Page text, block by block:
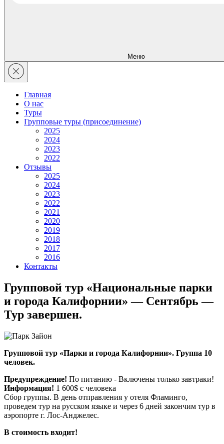
Меню
Главная
О нас
Туры
Групповые туры (присоединение)
2025
2024
2023
2022
Отзывы
2025
2024
2023
2022
2021
2020
2019
2018
2017
2016
Контакты
Групповой тур «Национальные парки
и города Калифорнии» — Сентябрь —
Тур завершен.
Групповой тур «Парки и города Калифорнии». Группа 10
человек.
Предупреждение! По питанию - Включены только завтраки!
Информация! 1 600$ с человека
Сбор группы. В день отправления у отеля Фламинго,
проведем тур на русском языке и через 6 дней закончим тур в
аэропорте г. Лос-Анджелес.
В стоимость входит!